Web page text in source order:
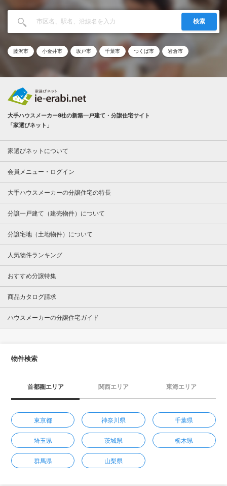
検索
藤沢市 小金井市 坂戸市 千葉市 つくば市 岩倉市
大手ハウスメーカー8社の新築一戸建て・分譲住宅サイト
「家選びネット」
家選びネットについて
会員メニュー・ログイン
大手ハウスメーカーの分譲住宅の特長
分譲一戸建て（建売物件）について
分譲宅地（土地物件）について
人気物件ランキング
おすすめ分譲特集
商品カタログ請求
ハウスメーカーの分譲住宅ガイド
物件検索
首都圏エリア 関西エリア 東海エリア
東京都 神奈川県 千葉県
埼玉県 茨城県 栃木県
群馬県 山梨県